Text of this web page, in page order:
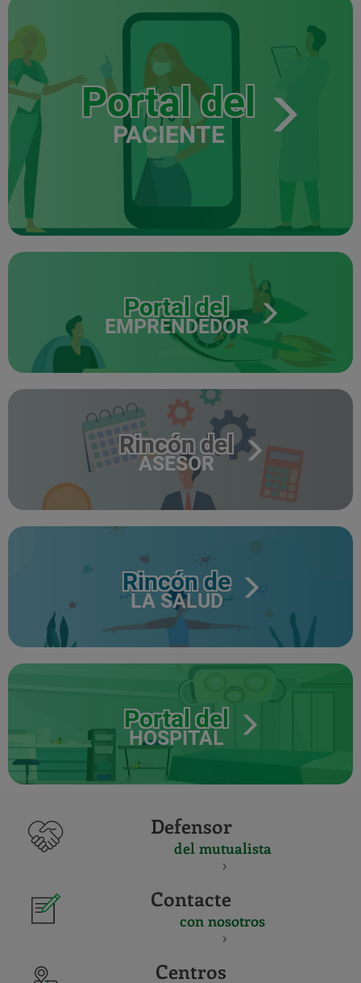
Portal del
PACIENTE
Portal del
EMPRENDEDOR
Rincón del
ASESOR
Rincón de
LA SALUD
Portal del
HOSPITAL
Defensor
del mutualista
Contacte
con nosotros
Centros